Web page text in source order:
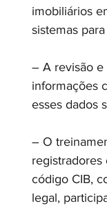
imobiliários
sistemas
– A revisão e
informações
esses dados
– O
código CIB,
legal,